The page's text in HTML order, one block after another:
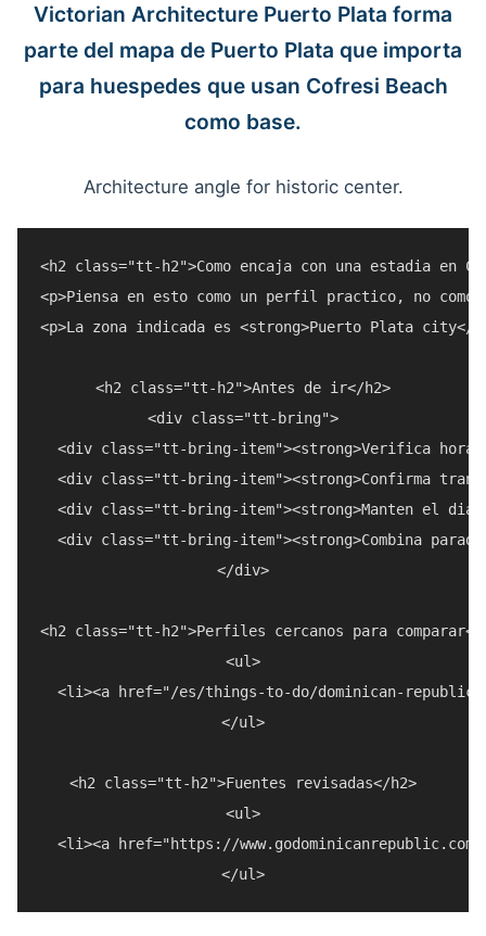
Victorian Architecture Puerto Plata forma
parte del mapa de Puerto Plata que importa
para huespedes que usan Cofresi Beach
como base.
Architecture angle for historic center.
<h2 class="tt-h2">Como encaja con una estadia en
<p>Piensa en esto como un perfil practico, no
<p>La zona indicada es <strong>Puerto Plata
<h2 class="tt-h2">Antes de ir</h2>
<div class="tt-bring">
<div class="tt-bring-item"><strong>Verifica
<div class="tt-bring-item"><strong>Confirma
<div class="tt-bring-item"><strong>Manten el
<div class="tt-bring-item"><strong>Combina
</div>
<h2 class="tt-h2">Perfiles cercanos para comparar</
<ul>
<li><a href="/es/things-to-do/dominican-
</ul>
<h2 class="tt-h2">Fuentes revisadas</h2>
<ul>
<li><a href="https://